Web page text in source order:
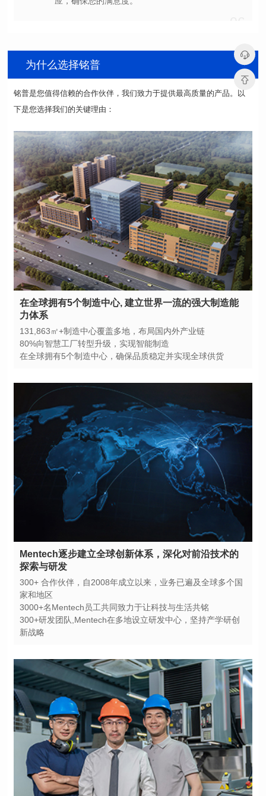
为什么选择铭普
下是您选择我们的关键理由：
力体系
131,863㎡+制造中心覆盖多地，布局国内外产业链
80%向智慧工厂转型升级，实现智能制造
在全球拥有5个制造中心，确保品质稳定并实现全球供货
探索与研发
家和地区
3000+名Mentech员工共同致力于让科技与生活共铭
新战略